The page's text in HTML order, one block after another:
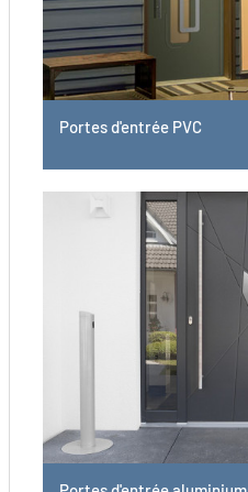
Portes d'entrée PVC